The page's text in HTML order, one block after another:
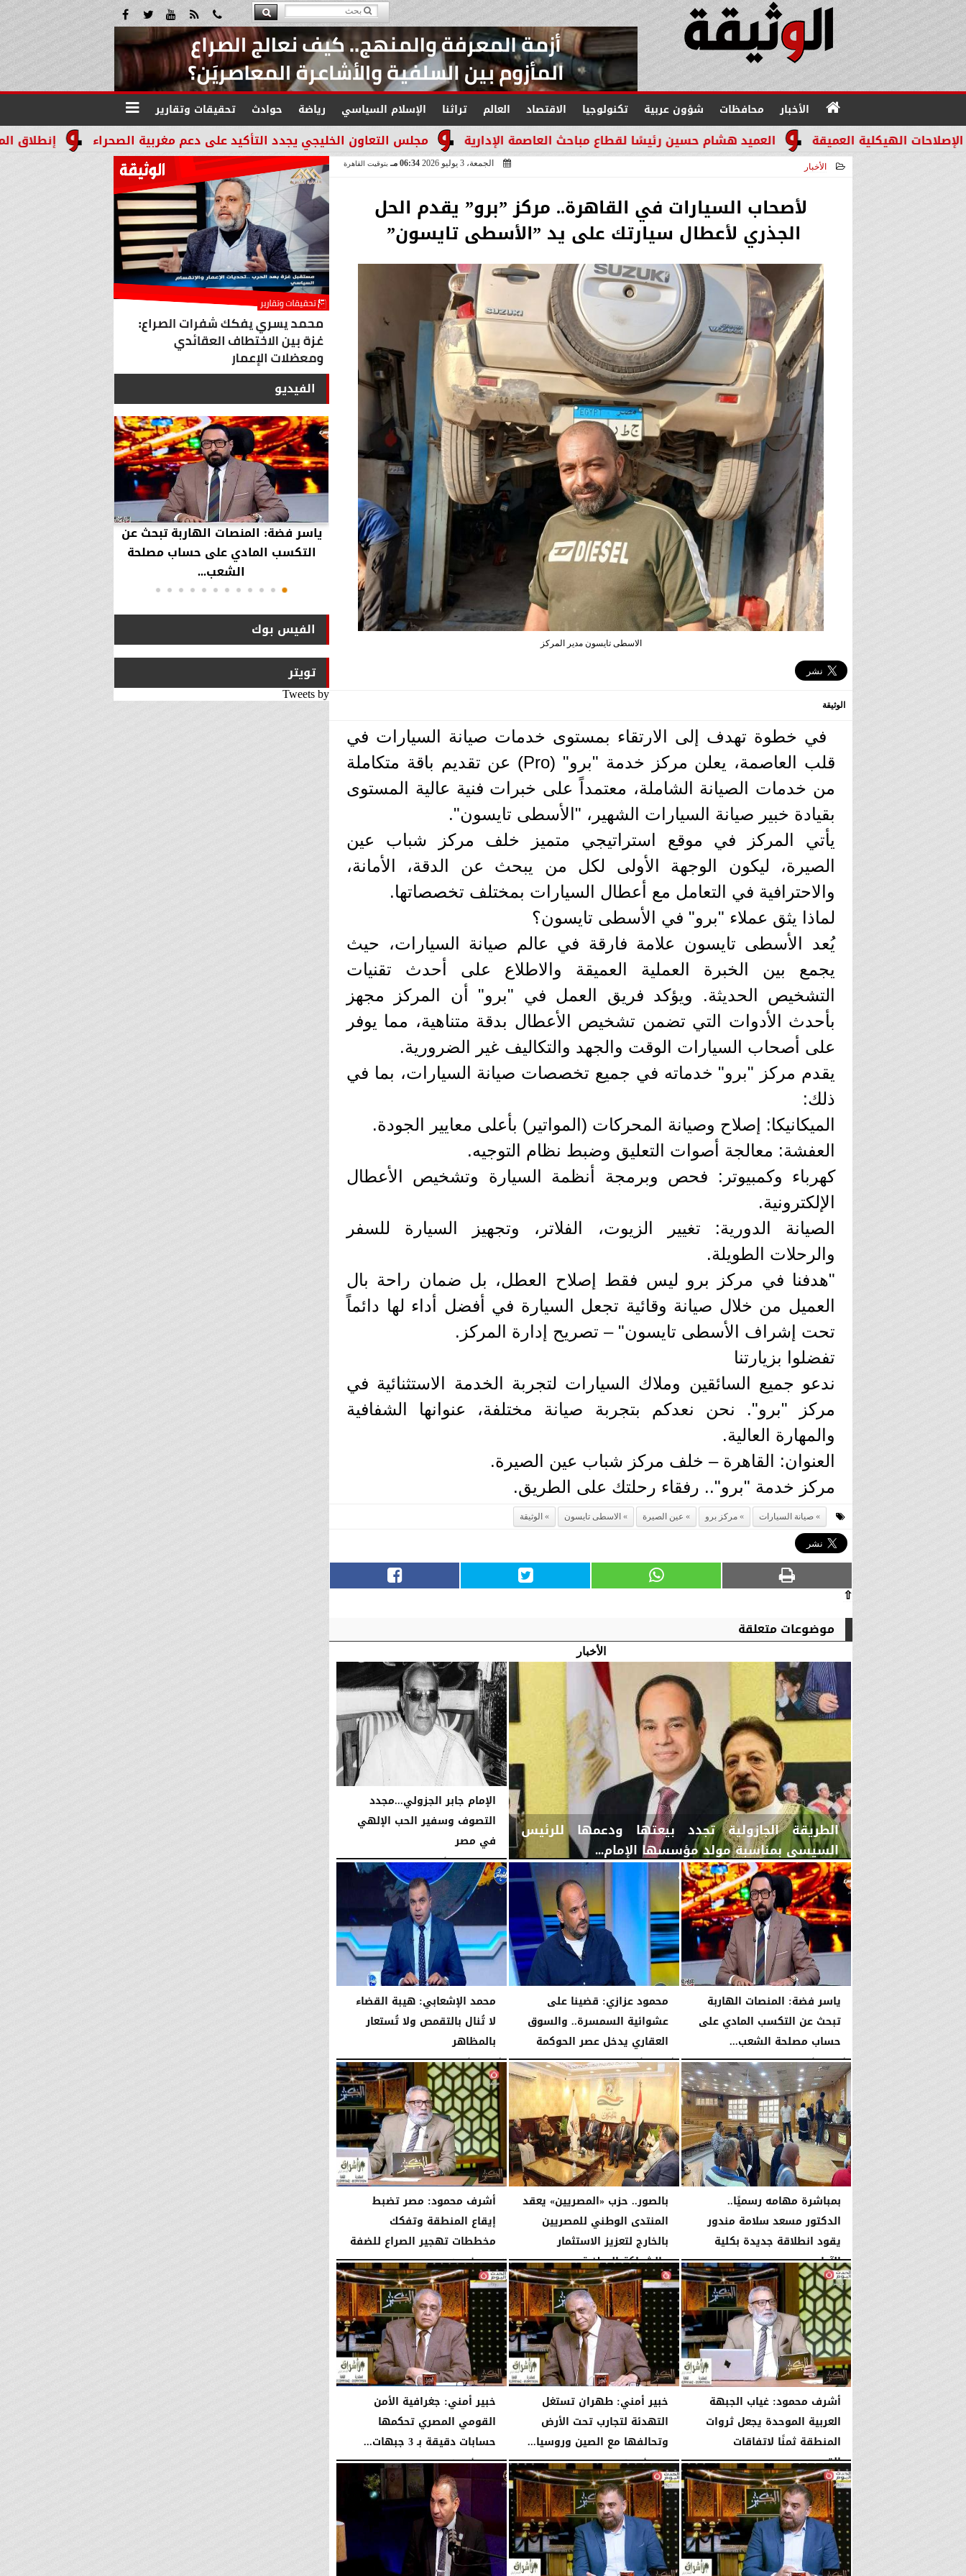
الأخبار محافظات شؤون عربية تكنولوجيا الاقتصاد العالم تراثنا الإسلام السياسي رياضة حوادث تحقيقات وتقارير
إنطلاق المرحله الثالثة بالموجة 29 لإسترداد أملاك مجلس التعاون الخليجي يجدد التأكيد على دعم مغربية الصحراء العميد هشام حسين رئيسًا لقطاع مباحث العاصمة الإدارية العميقة
الأخبار الجمعة، 3 يوليو 2026 06:34 مـ بتوقيت القاهرة
لأصحاب السيارات في القاهرة.. مركز ”برو” يقدم الحل
الجذري لأعطال سيارتك على يد ”الأسطى تايسون” ​
الاسطى تايسون مدير المركز
الوثيقة
في خطوة تهدف إلى الارتقاء بمستوى خدمات صيانة السيارات في
قلب العاصمة، يعلن مركز خدمة "برو" (Pro) عن تقديم باقة متكاملة
من خدمات الصيانة الشاملة، معتمداً على خبرات فنية عالية المستوى
بقيادة خبير صيانة السيارات الشهير، "الأسطى تايسون".
​يأتي المركز في موقع استراتيجي متميز خلف مركز شباب عين
الصيرة، ليكون الوجهة الأولى لكل من يبحث عن الدقة، الأمانة،
والاحترافية في التعامل مع أعطال السيارات بمختلف تخصصاتها.
​لماذا يثق عملاء "برو" في الأسطى تايسون؟
​يُعد الأسطى تايسون علامة فارقة في عالم صيانة السيارات، حيث
يجمع بين الخبرة العملية العميقة والاطلاع على أحدث تقنيات
التشخيص الحديثة. ويؤكد فريق العمل في "برو" أن المركز مجهز
بأحدث الأدوات التي تضمن تشخيص الأعطال بدقة متناهية، مما يوفر
على أصحاب السيارات الوقت والجهد والتكاليف غير الضرورية.
​يقدم مركز "برو" خدماته في جميع تخصصات صيانة السيارات، بما في
ذلك:
​الميكانيكا: إصلاح وصيانة المحركات (المواتير) بأعلى معايير الجودة.
​العفشة: معالجة أصوات التعليق وضبط نظام التوجيه.
​كهرباء وكمبيوتر: فحص وبرمجة أنظمة السيارة وتشخيص الأعطال
الإلكترونية.
​الصيانة الدورية: تغيير الزيوت، الفلاتر، وتجهيز السيارة للسفر
والرحلات الطويلة.
​"هدفنا في مركز برو ليس فقط إصلاح العطل، بل ضمان راحة بال
العميل من خلال صيانة وقائية تجعل السيارة في أفضل أداء لها دائماً
تحت إشراف الأسطى تايسون" – تصريح إدارة المركز.
​تفضلوا بزيارتنا
​ندعو جميع السائقين وملاك السيارات لتجربة الخدمة الاستثنائية في
مركز "برو". نحن نعدكم بتجربة صيانة مختلفة، عنوانها الشفافية
والمهارة العالية.
​العنوان: القاهرة – خلف مركز شباب عين الصيرة.
​مركز خدمة "برو".. رفقاء رحلتك على الطريق.
صيانة السيارات مركز برو عين الصيرة الاسطى تايسون الوثيقة
⇧
موضوعات متعلقة
الأخبار
الطريقة الجازولية تجدد بيعتها ودعمها للرئيس
السيسي بمناسبة مولد مؤسسها الإمام...
اليومالخميس، 6 أغسطس 2026 02:46 مـ
الإمام جابر الجزولي...مجدد
التصوف وسفير الحب الإلهي
في مصر
اليومالخميس، 6 أغسطس 2026 01:45 مـ
ياسر فضة: المنصات الهاربة
تبحث عن التكسب المادي على
حساب مصلحة الشعب...
الأربعاء، 5 أغسطس 2026 08:42 مـ
محمود عزازي: قضينا على
عشوائية السمسرة.. والسوق
العقاري يدخل عصر الحوكمة
الأربعاء، 5 أغسطس 2026 08:19 مـ
محمد الإشعابي: هيبة القضاء
لا تُنال بالتقمص ولا تُستعار
بالمظاهر
الأربعاء، 5 أغسطس 2026 08:17 مـ
بمباشرة مهامه رسميًا..
الدكتور مسعد سلامة مندور
يقود انطلاقة جديدة بكلية
الآداب...
الأربعاء، 5 أغسطس 2026 04:51 مـ
بالصور.. حزب «المصريين» يعقد
المنتدى الوطني للمصريين
بالخارج لتعزيز الاستثمار
والشراكة الوطنية
الثلاثاء، 4 أغسطس 2026 11:31 مـ
أشرف محمود: مصر تضبط
إيقاع المنطقة وتفكك
مخططات تهجير الصراع للضفة
الإثنين، 3 أغسطس 2026 10:44 مـ
أشرف محمود: غياب الجبهة
العربية الموحدة يجعل ثروات
المنطقة ثمنًا لاتفاقات
القوى...
الإثنين، 3 أغسطس 2026 10:42 مـ
خبير أمني: طهران تستغل
التهدئة لتجارب تحت الأرض
وتحالفها مع الصين وروسيا...
الإثنين، 3 أغسطس 2026 10:37 مـ
خبير أمني: جغرافية الأمن
القومي المصري تحكمها
حسابات دقيقة بـ 3 جبهات...
الإثنين، 3 أغسطس 2026 10:35 مـ
الفيديو
أستاذ كيمياء حيوية: غلي اللبن السايب
في المنازل لا يقضي على الأمراض...
ياسر فضة: المنصات الهاربة تبحث عن
التكسب المادي على حساب مصلحة
الشعب...
الفيس بوك
تويتر
Tweets by